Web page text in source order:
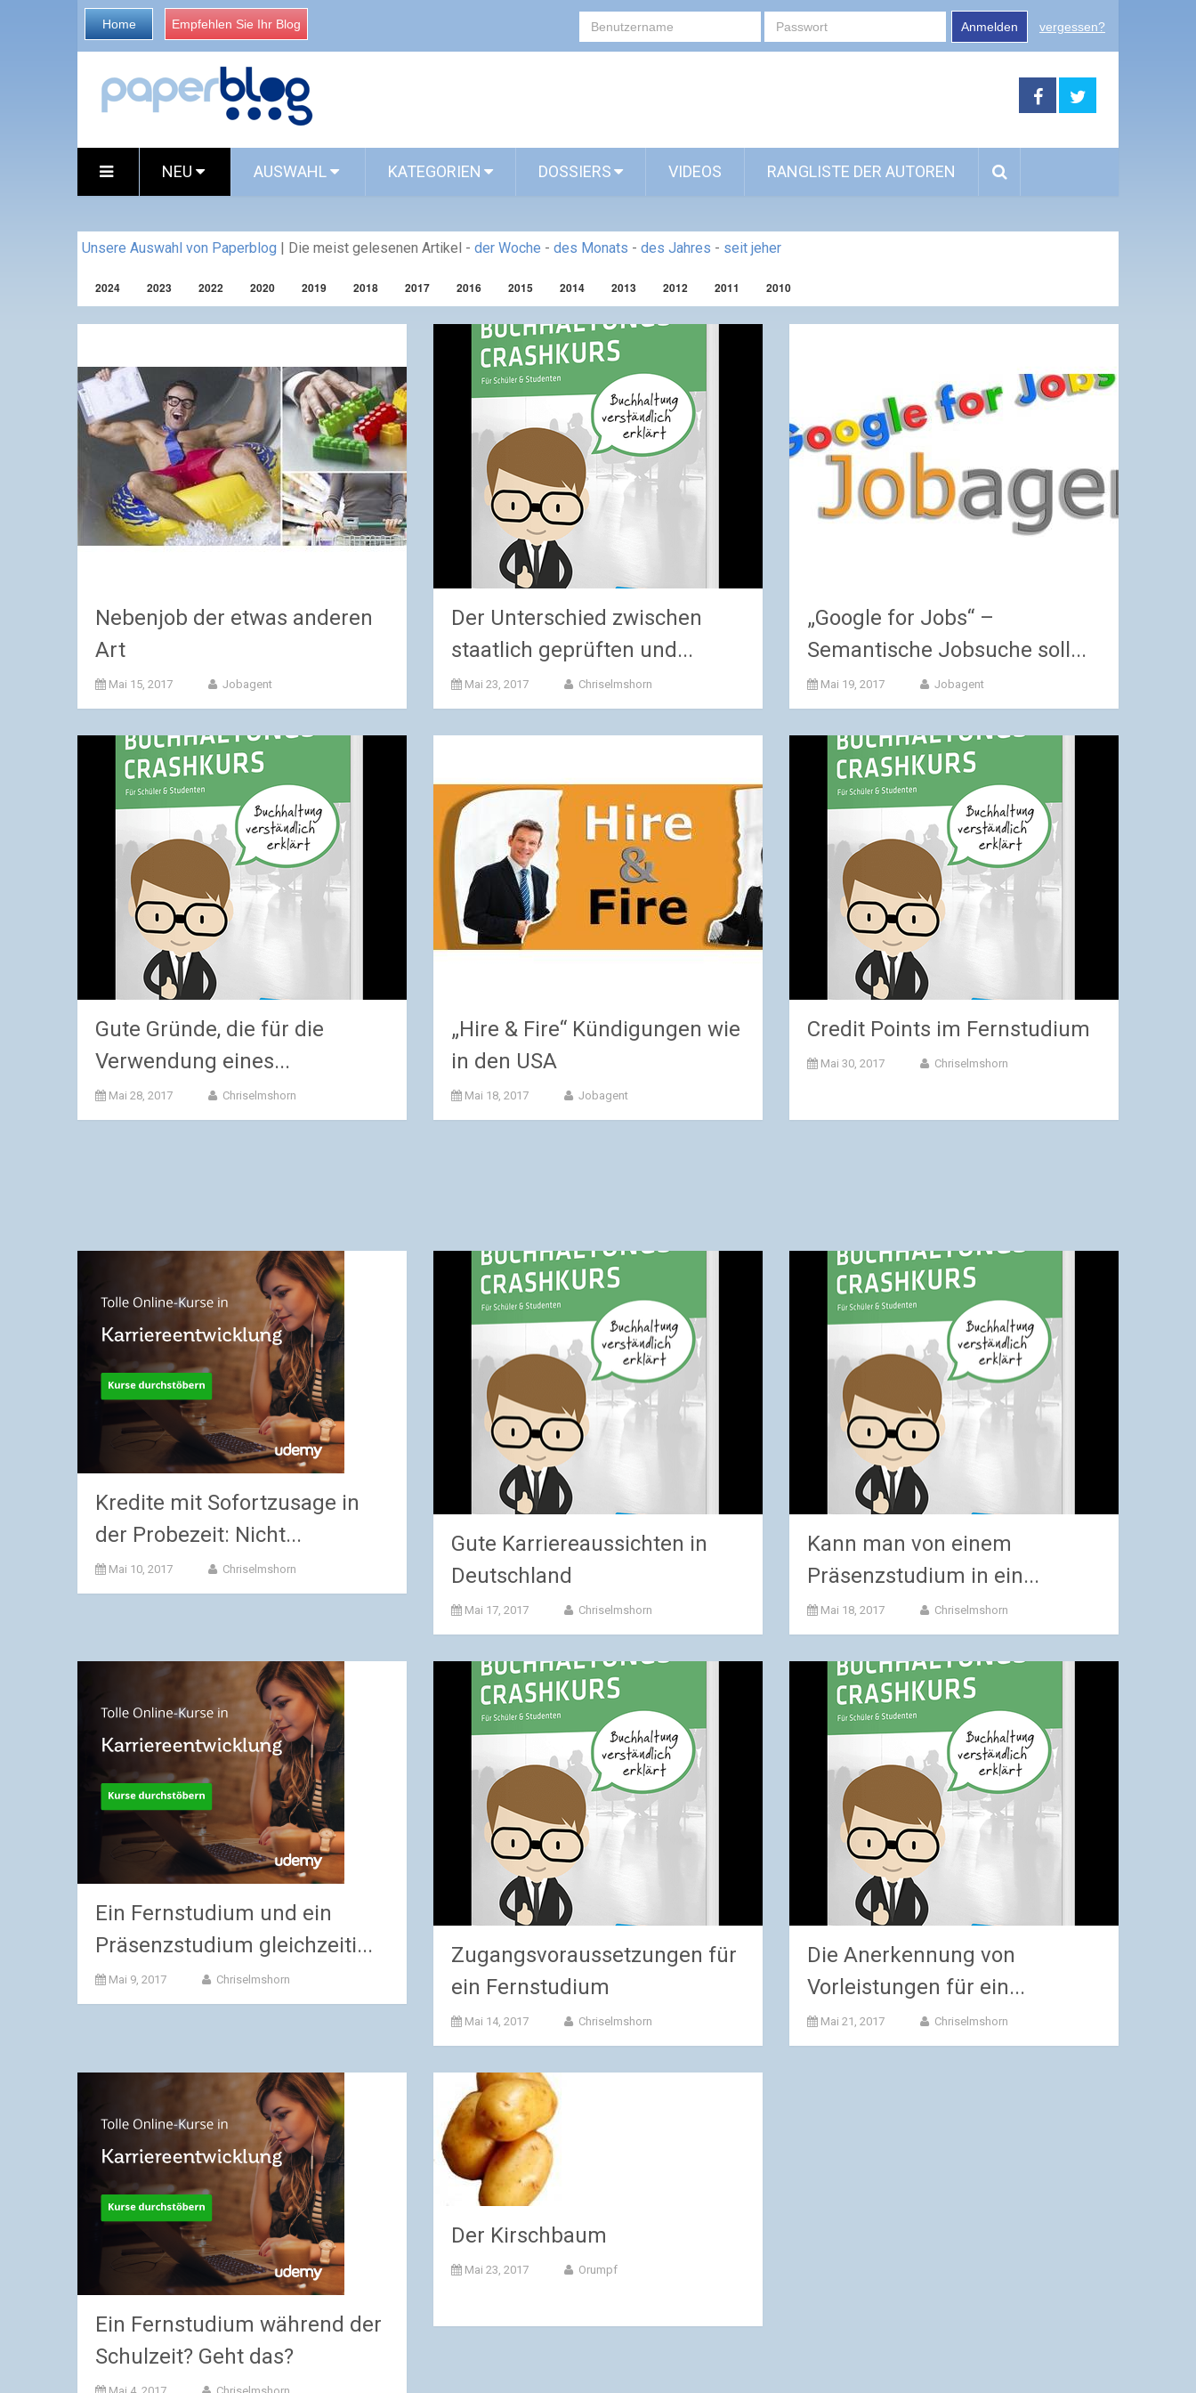
Home Empfehlen Sie Ihr Blog Anmelden vergessen?
NEU AUSWAHL KATEGORIEN DOSSIERS VIDEOS RANGLISTE DER AUTOREN
Unsere Auswahl von Paperblog | Die meist gelesenen Artikel - der Woche - des Monats - des Jahres - seit jeher
2024 2023 2022 2020 2019 2018 2017 2016 2015 2014 2013 2012 2011 2010
Nebenjob der etwas anderen
Art
Mai 15, 2017 Jobagent
Der Unterschied zwischen
staatlich geprüften und...
Mai 23, 2017 Chriselmshorn
„Google for Jobs“ –
Semantische Jobsuche soll...
Mai 19, 2017 Jobagent
Gute Gründe, die für die
Verwendung eines...
Mai 28, 2017 Chriselmshorn
„Hire & Fire“ Kündigungen wie
in den USA
Mai 18, 2017 Jobagent
Credit Points im Fernstudium
Mai 30, 2017 Chriselmshorn
Kredite mit Sofortzusage in
der Probezeit: Nicht...
Mai 10, 2017 Chriselmshorn
Gute Karriereaussichten in
Deutschland
Mai 17, 2017 Chriselmshorn
Kann man von einem
Präsenzstudium in ein...
Mai 18, 2017 Chriselmshorn
Ein Fernstudium und ein
Präsenzstudium gleichzeiti...
Mai 9, 2017 Chriselmshorn
Zugangsvoraussetzungen für
ein Fernstudium
Mai 14, 2017 Chriselmshorn
Die Anerkennung von
Vorleistungen für ein...
Mai 21, 2017 Chriselmshorn
Ein Fernstudium während der
Schulzeit? Geht das?
Der Kirschbaum
Mai 23, 2017 Orumpf